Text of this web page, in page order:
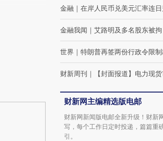
金融 ｜ 在岸人民币兑美元汇率连
金融我闻 ｜ 艾路明及多名股东被拘
世界 ｜ 特朗普再签两份行政令限
财新周刊 ｜ 【封面报道】电力现
财新网主编精选版电邮
财新网新闻版电邮全新升级！财新
写，每个工作日定时投递，篇篇重
引。